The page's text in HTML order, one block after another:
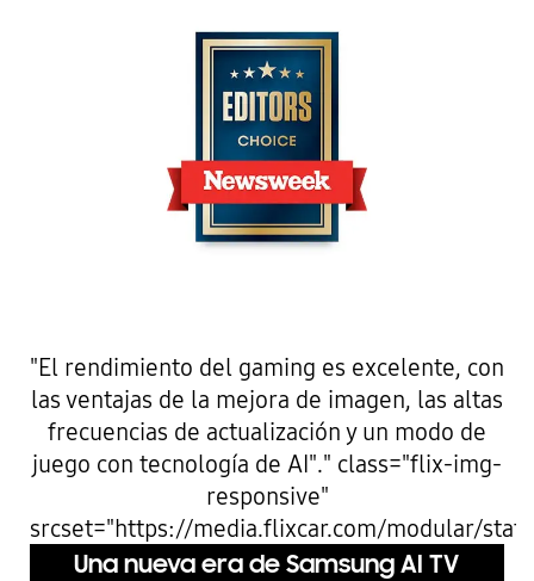
"El rendimiento del gaming es excelente, con
las ventajas de la mejora de imagen, las altas
frecuencias de actualización y un modo de
juego con tecnología de AI"." class="flix-img-
responsive"
srcset="https://media.flixcar.com/modular/
Una nueva era de Samsung AI TV